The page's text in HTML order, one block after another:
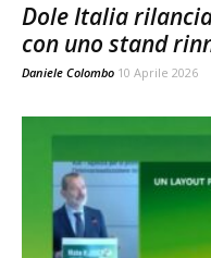
Dole Italia
con uno stand
Daniele Colombo 10 Aprile 2026